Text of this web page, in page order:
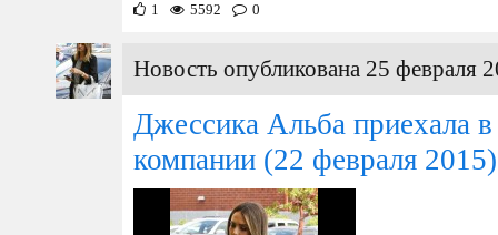
1 5592 0
Новость опубликована 25 февраля
Джессика Альба приехала
компании (22 февраля 2015)